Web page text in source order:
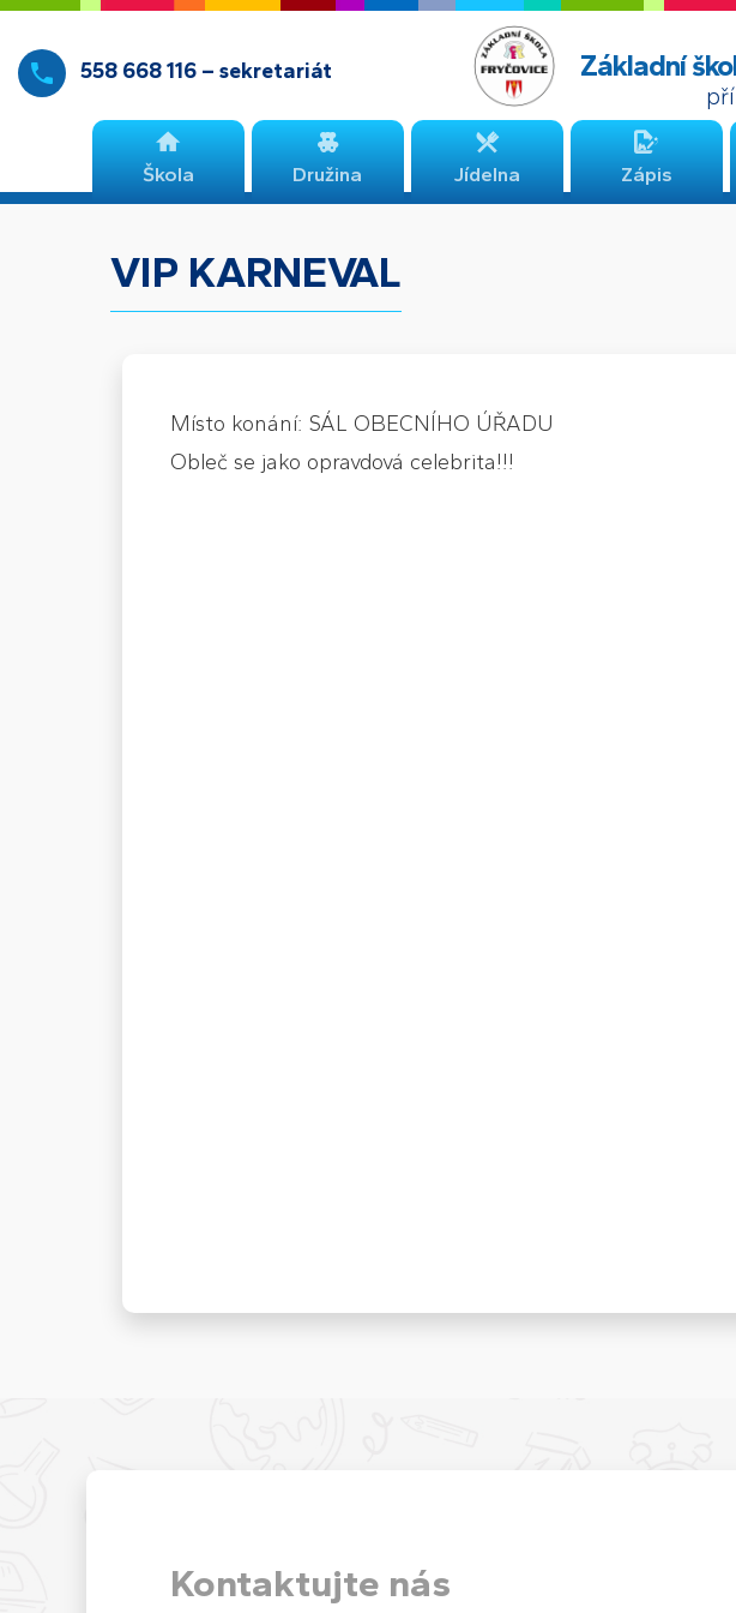
Základní
558 668 116 – sekretariát
Škola Družina Jídelna Zápis
VIP KARNEVAL
Místo konání: SÁL OBECNÍHO ÚŘADU
Obleč se jako opravdová celebrita!!!
Kontaktujte nás